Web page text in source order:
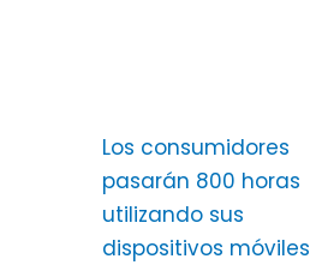
Los consumidores
pasarán 800 horas
utilizando sus
dispositivos móviles